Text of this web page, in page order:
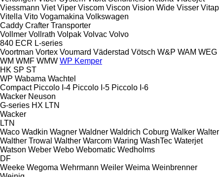
Viessmann Viet Viper Viscom Viscon Vision Wide Visser Vitap
Vitella Vito Vogamakina Volkswagen
Caddy Crafter Transporter
Vollmer Vollrath Volpak Volvac Volvo
840 ECR L-series
Voortman Vortex Voumard Väderstad Vötsch W&P WAM WEG
WM WMF WMW WP Kemper
HK SP ST
WP Wabama Wachtel
Compact Piccolo I-4 Piccolo I-5 Piccolo I-6
Wacker Neuson
G-series HX LTN
Wacker
LTN
Waco Wadkin Wagner Waldner Waldrich Coburg Walker Walter
Walther Trowal Walther Warcom Waring WashTec Waterjet
Watson Weber Webo Webomatic Wedholms
DF
Weeke Wegoma Wehrmann Weiler Weima Weinbrenner